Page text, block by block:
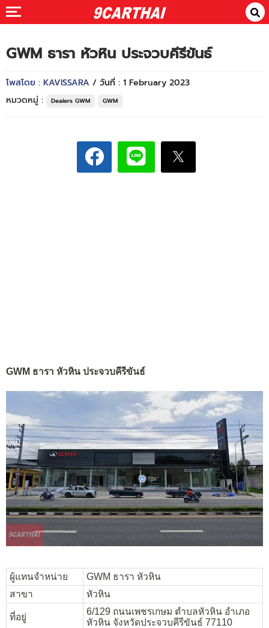
GWM ธารา หัวหิน ประจวบคีรีขันธ์
โพสโดย : KAVISSARA / วันที่ : 1 February 2023
หมวดหมู่ :
Dealers GWM GWM
GWM ธารา หัวหิน ประจวบคีรีขันธ์
ผู้แทนจำหน่าย
GWM ธารา หัวหิน
สาขา
หัวหิน
ที่อยู่
6/129 ถนนเพชรเกษม ตำบลหัวหิน อำเภอ
หัวหิน จังหวัดประจวบคีรีขันธ์ 77110